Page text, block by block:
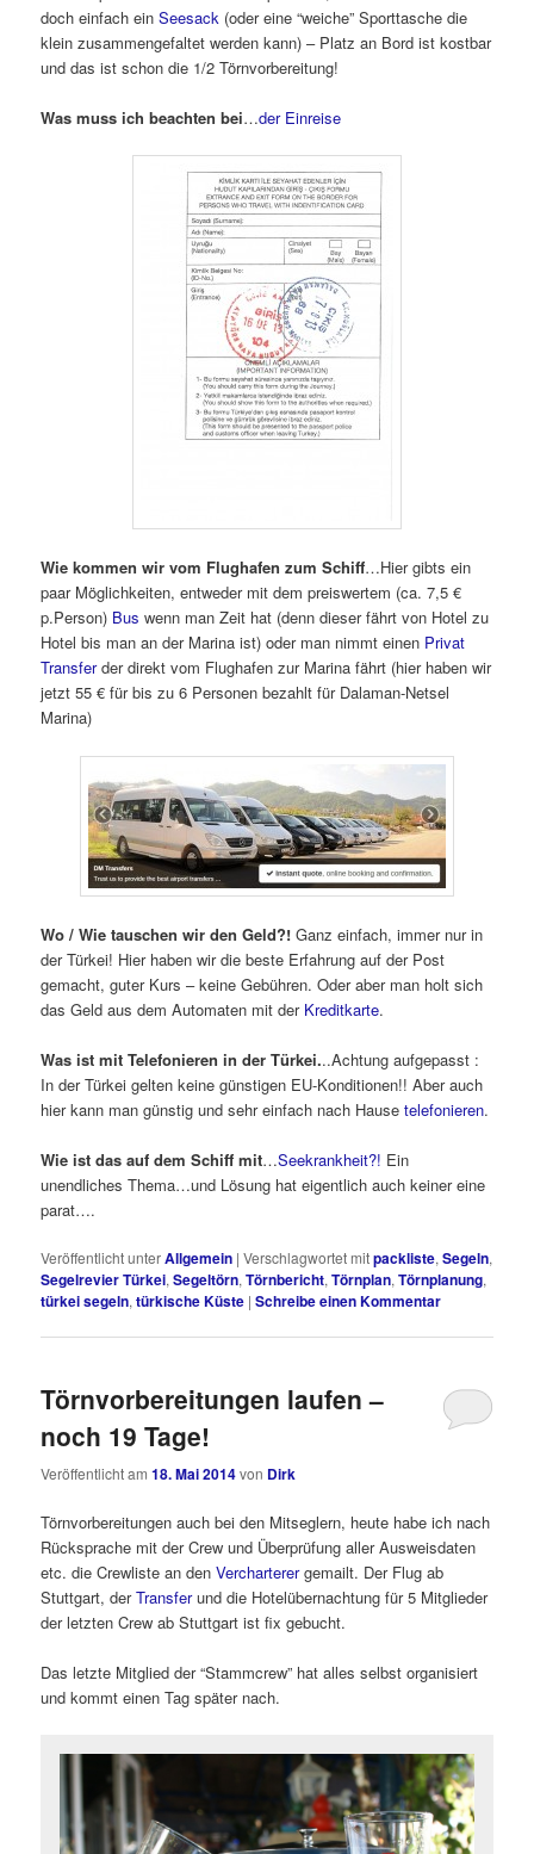
doch einfach einSeesack (oder eine “weiche” Sporttasche die
klein zusammengefaltet werden kann) – Platz an Bord ist kostbar
und das ist schon die 1/2 Törnvorbereitung!
Was muss ich beachten bei…der Einreise
Wie kommen wir vom Flughafen zum Schiff…Hier gibts ein
paar Möglichkeiten, entweder mit dem preiswertem (ca. 7,5 €
p.Person) Bus wenn man Zeit hat (denn dieser fährt von Hotel zu
Hotel bis man an der Marina ist) oder man nimmt einen Privat
Transferder direkt vom Flughafen zur Marina fährt (hier haben wir
jetzt 55 € für bis zu 6 Personen bezahlt für Dalaman-Netsel
Marina)
Wo / Wie tauschen wir den Geld?! Ganz einfach, immer nur in
der Türkei! Hier haben wir die beste Erfahrung auf der Post
gemacht, guter Kurs – keine Gebühren. Oder aber man holt sich
das Geld aus dem Automaten mit der Kreditkarte.
Was ist mit Telefonieren in der Türkei...Achtung aufgepasst :
In der Türkei gelten keine günstigen EU-Konditionen!! Aber auch
hier kann man günstig und sehr einfach nach Hausetelefonieren.
Wie ist das auf dem Schiff mit…Seekrankheit?! Ein
unendliches Thema…und Lösung hat eigentlich auch keiner eine
parat….
Veröffentlicht unterAllgemein |Verschlagwortet mitpackliste,Segeln,
Segelrevier Türkei,Segeltörn,Törnbericht,Törnplan,Törnplanung,
türkei segeln,türkische Küste |Schreibe einen Kommentar
Törnvorbereitungen laufen –
noch 19 Tage!
Veröffentlicht am18. Mai 2014von Dirk
Törnvorbereitungen auch bei den Mitseglern, heute habe ich nach
Rücksprache mit der Crew und Überprüfung aller Ausweisdaten
etc. die Crewliste an denVercharterergemailt. Der Flug ab
Stuttgart, derTransferund die Hotelübernachtung für 5 Mitglieder
der letzten Crew ab Stuttgart ist fix gebucht.
Das letzte Mitglied der “Stammcrew” hat alles selbst organisiert
und kommt einen Tag später nach.